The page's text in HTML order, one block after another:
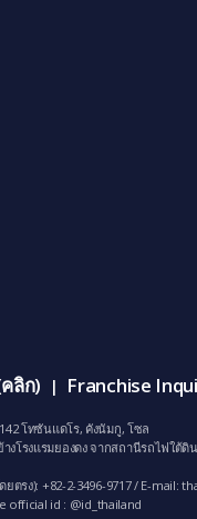
ลิก) | Franchise
โทซันแดโร, คังนัมกู, โซล
งโรงแรมยองดง จากสถานีรถไฟใต้
ตรง): +82-2-3496-9717 / E-mail:
official id : @id_thailand